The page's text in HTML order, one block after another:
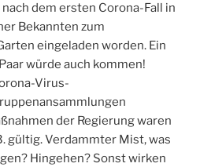
dem ersten Corona-Fall in
Bekannten zum
eingeladen worden. Ein
würde auch kommen!
Virus-
der Regierung waren
gültig. Verdammter Mist, was
Hingehen? Sonst wirken